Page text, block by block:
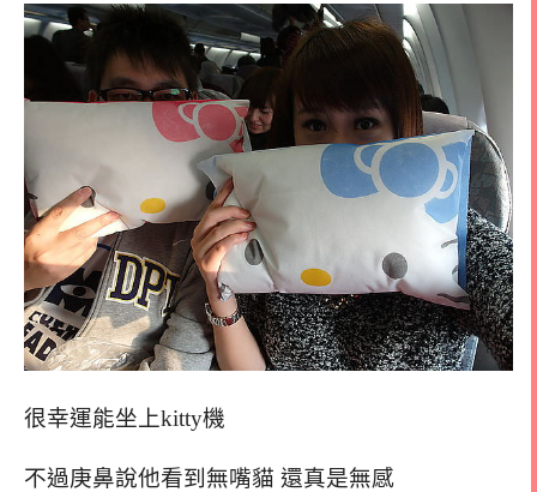
很幸運能坐上kitty機
不過庚鼻說他看到無嘴貓 還真是無感